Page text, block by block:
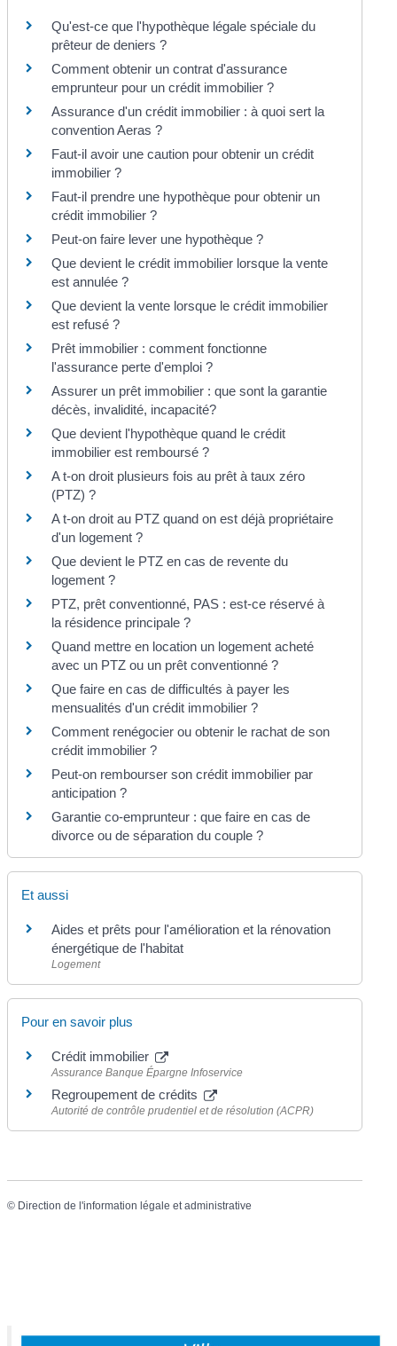
Qu'est-ce que l'hypothèque légale spéciale du
prêteur de deniers ?
Comment obtenir un contrat d'assurance
emprunteur pour un crédit immobilier ?
Assurance d'un crédit immobilier : à quoi sert la
convention Aeras ?
Faut-il avoir une caution pour obtenir un crédit
immobilier ?
Faut-il prendre une hypothèque pour obtenir un
crédit immobilier ?
Peut-on faire lever une hypothèque ?
Que devient le crédit immobilier lorsque la vente
est annulée ?
Que devient la vente lorsque le crédit immobilier
est refusé ?
Prêt immobilier : comment fonctionne
l'assurance perte d'emploi ?
Assurer un prêt immobilier : que sont la garantie
décès, invalidité, incapacité?
Que devient l'hypothèque quand le crédit
immobilier est remboursé ?
A t-on droit plusieurs fois au prêt à taux zéro
(PTZ) ?
A t-on droit au PTZ quand on est déjà propriétaire
d'un logement ?
Que devient le PTZ en cas de revente du
logement ?
PTZ, prêt conventionné, PAS : est-ce réservé à
la résidence principale ?
Quand mettre en location un logement acheté
avec un PTZ ou un prêt conventionné ?
Que faire en cas de difficultés à payer les
mensualités d'un crédit immobilier ?
Comment renégocier ou obtenir le rachat de son
crédit immobilier ?
Peut-on rembourser son crédit immobilier par
anticipation ?
Garantie co-emprunteur : que faire en cas de
divorce ou de séparation du couple ?
Et aussi
Aides et prêts pour l'amélioration et la rénovation
énergétique de l'habitat
Logement
Pour en savoir plus
Crédit immobilier
Assurance Banque Épargne Infoservice
Regroupement de crédits
Autorité de contrôle prudentiel et de résolution (ACPR)
© Direction de l'information légale et administrative